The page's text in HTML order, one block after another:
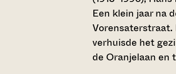
Een klein jaar na
Vorensaterstraat.
verhuisde het
de Oranjelaan en